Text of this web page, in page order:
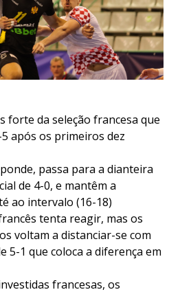
forte da seleção francesa que
após os primeiros dez
passa para a dianteira
de 4-0, e mantêm a
ao intervalo (16-18)
tenta reagir, mas os
voltam a distanciar-se com
5-1 que coloca a diferença em
francesas, os